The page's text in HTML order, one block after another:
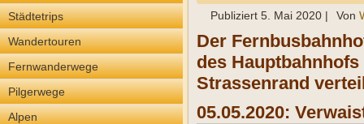
Städtetrips
Wandertouren
Fernwanderwege
Pilgerwege
Alpen
Publiziert 5. Mai 2020 | Von
Der
des
Strassenrand
05.05.2020: